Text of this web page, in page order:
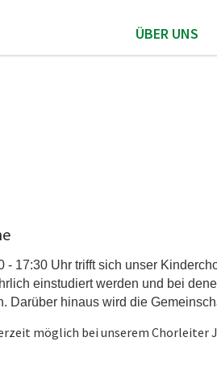
ÜBER UNS
- 17:30 Uhr trifft sich unser
einstudiert werden und bei
Darüber hinaus wird die
möglich bei unserem Chorleiter